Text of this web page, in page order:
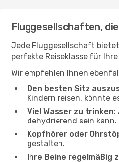
Fluggesellschaften,
Jede Fluggesellschaft bietet
perfekte Reiseklasse für
Wir empfehlen Ihnen
Den besten Sitz
Kindern reisen, könnte
Viel Wasser zu trinken:
dehydrierend sein kann.
Kopfhörer oder
gestalten.
Ihre Beine regelmäßig